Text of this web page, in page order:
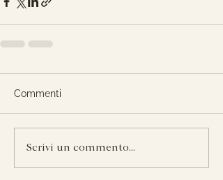
Commenti
Scrivi un commento...